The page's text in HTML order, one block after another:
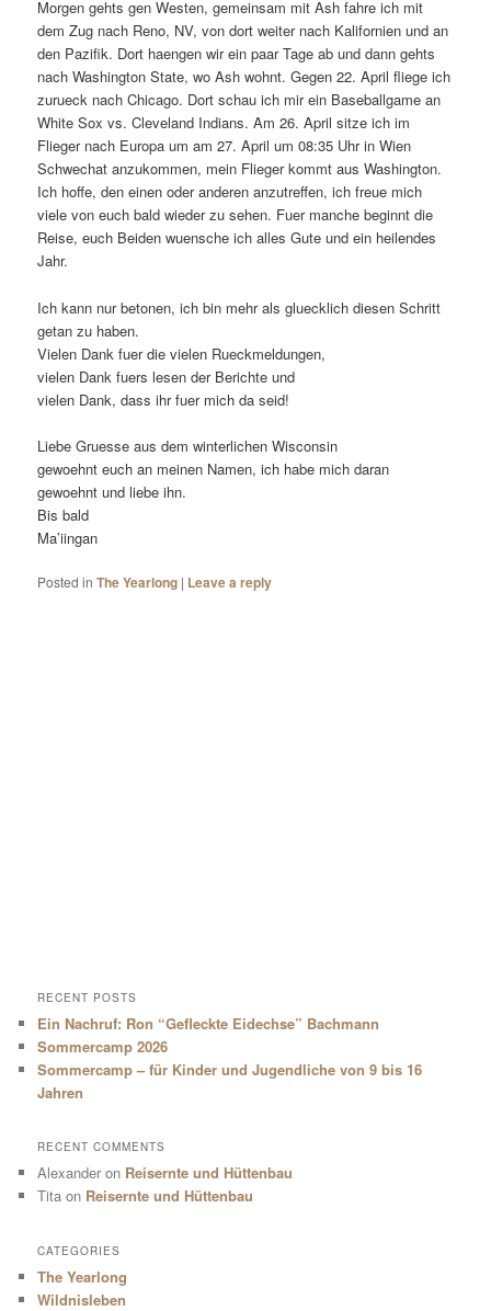
Morgen gehts gen Westen, gemeinsam mit Ash fahre ich mit
dem Zug nach Reno, NV, von dort weiter nach Kalifornien und an
den Pazifik. Dort haengen wir ein paar Tage ab und dann gehts
nach Washington State, wo Ash wohnt. Gegen 22. April fliege ich
zurueck nach Chicago. Dort schau ich mir ein Baseballgame an
White Sox vs. Cleveland Indians. Am 26. April sitze ich im
Flieger nach Europa um am 27. April um 08:35 Uhr in Wien
Schwechat anzukommen, mein Flieger kommt aus Washington.
Ich hoffe, den einen oder anderen anzutreffen, ich freue mich
viele von euch bald wieder zu sehen. Fuer manche beginnt die
Reise, euch Beiden wuensche ich alles Gute und ein heilendes
Jahr.
Ich kann nur betonen, ich bin mehr als gluecklich diesen Schritt
getan zu haben.
Vielen Dank fuer die vielen Rueckmeldungen,
vielen Dank fuers lesen der Berichte und
vielen Dank, dass ihr fuer mich da seid!
Liebe Gruesse aus dem winterlichen Wisconsin
gewoehnt euch an meinen Namen, ich habe mich daran
gewoehnt und liebe ihn.
Bis bald
Ma’iingan
Posted in The Yearlong | Leave a reply
RECENT POSTS
Ein Nachruf: Ron “Gefleckte Eidechse” Bachmann
Sommercamp 2026
Sommercamp – für Kinder und Jugendliche von 9 bis 16
Jahren
RECENT COMMENTS
Alexander on Reisernte und Hüttenbau
Tita on Reisernte und Hüttenbau
CATEGORIES
The Yearlong
Wildnisleben